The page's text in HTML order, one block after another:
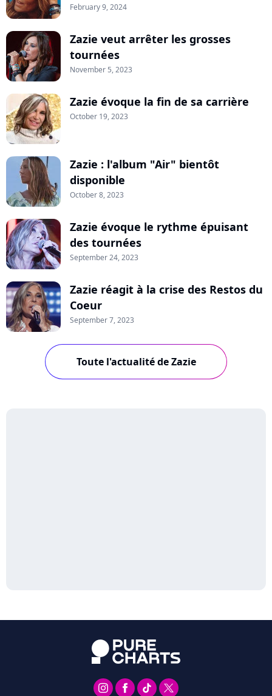
February 9, 2024
Zazie veut arrêter les grosses
tournées
November 5, 2023
Zazie évoque la fin de sa carrière
October 19, 2023
Zazie : l'album "Air" bientôt
disponible
October 8, 2023
Zazie évoque le rythme épuisant
des tournées
September 24, 2023
Zazie réagit à la crise des Restos du
Coeur
September 7, 2023
Toute l'actualité de Zazie